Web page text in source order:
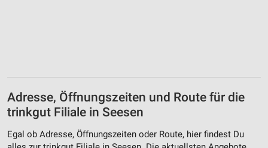
Adresse, Öffnungszeiten und Route für die
trinkgut Filiale in Seesen
Egal ob Adresse, Öffnungszeiten oder Route, hier findest Du